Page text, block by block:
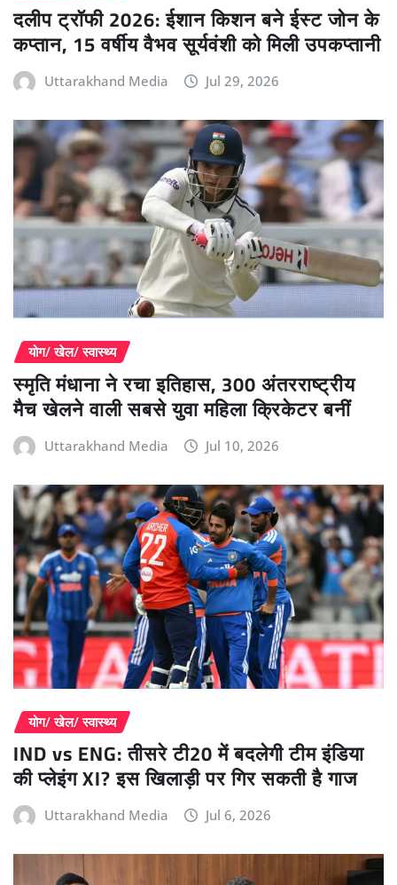
दलीप ट्रॉफी 2026: ईशान किशन बने ईस्ट जोन के
कप्तान, 15 वर्षीय वैभव सूर्यवंशी को मिली उपकप्तानी
Uttarakhand Media Jul 29, 2026
योग/ खेल/ स्वास्थ्य
स्मृति मंधाना ने रचा इतिहास, 300 अंतरराष्ट्रीय
मैच खेलने वाली सबसे युवा महिला क्रिकेटर बनीं
Uttarakhand Media Jul 10, 2026
योग/ खेल/ स्वास्थ्य
IND vs ENG: तीसरे टी20 में बदलेगी टीम इंडिया
की प्लेइंग XI? इस खिलाड़ी पर गिर सकती है गाज
Uttarakhand Media Jul 6, 2026